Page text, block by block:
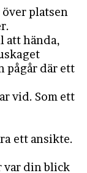
platsen
att hända,
pågår där ett
vid. Som ett
ett ansikte.
var din blick